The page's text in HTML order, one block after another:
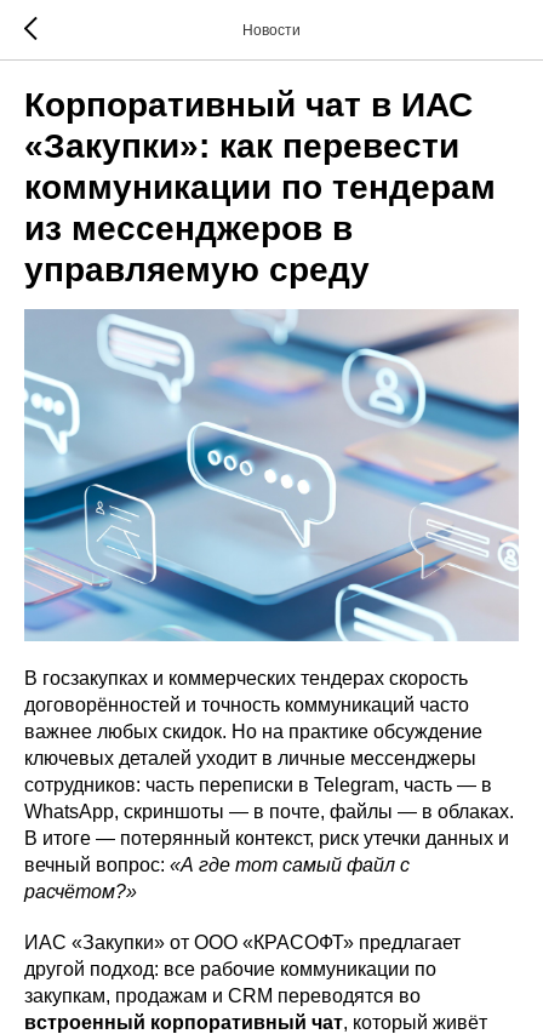
Новости
Корпоративный чат в ИАС
«Закупки»: как перевести
коммуникации по тендерам
из мессенджеров в
управляемую среду
В госзакупках и коммерческих тендерах скорость
договорённостей и точность коммуникаций часто
важнее любых скидок. Но на практике обсуждение
ключевых деталей уходит в личные мессенджеры
сотрудников: часть переписки в Telegram, часть — в
WhatsApp, скриншоты — в почте, файлы — в облаках.
В итоге — потерянный контекст, риск утечки данных и
вечный вопрос: «А где тот самый файл с
расчётом?»
ИАС «Закупки» от ООО «КРАСОФТ» предлагает
другой подход: все рабочие коммуникации по
закупкам, продажам и CRM переводятся во
встроенный корпоративный чат, который живёт